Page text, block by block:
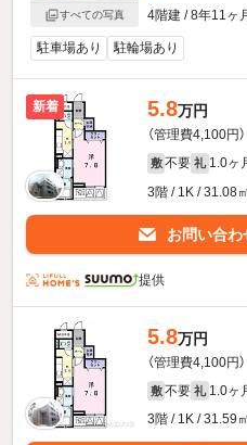
すべての写真
4階建 / 8年11ヶ
駐車場あり 駐輪場あり
新着 5.8万円
（管理費4,100円）
敷 不要 礼 1.0ヶ
3階 / 1K / 31.08㎡
お問い合わ
提供
5.8万円
（管理費4,100円）
敷 不要 礼 1.0ヶ
3階 / 1K / 31.59㎡